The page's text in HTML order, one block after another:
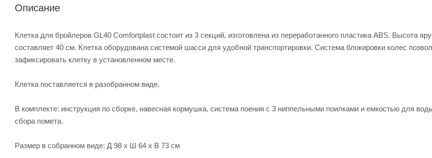
Описание
Клетка для бройлеров GL40 Comfortplast состоит из 3 секций, изготовлена из переработанного пластика ABS. Высота
составляет 40 см. Клетка оборудована системой шасси для удобной транспортировки. Система блокировки колес
зафиксировать клетку в установленном месте.
Клетка поставляется в разобранном виде.
В комплекте: инструкция по сборке, навесная кормушка, система поения с 3 ниппельными поилками и емкостью для
сбора помета.
Размер в собранном виде: Д 98 x Ш 64 x В 73 см